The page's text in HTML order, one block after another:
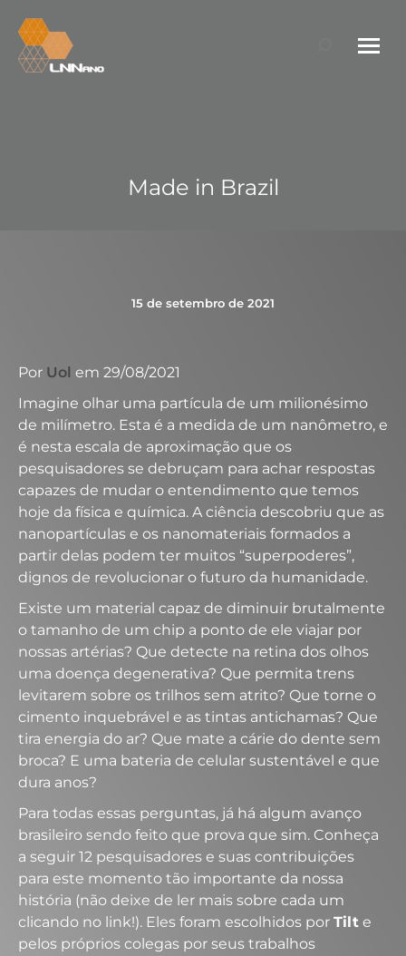
Search:
Made in Brazil
15 de setembro de 2021
Por Uol em 29/08/2021
Imagine olhar uma partícula de um milionésimo
de milímetro. Esta é a medida de um nanômetro, e
é nesta escala de aproximação que os
pesquisadores se debruçam para achar respostas
capazes de mudar o entendimento que temos
hoje da física e química. A ciência descobriu que as
nanopartículas e os nanomateriais formados a
partir delas podem ter muitos “superpoderes”,
dignos de revolucionar o futuro da humanidade.
Existe um material capaz de diminuir brutalmente
o tamanho de um chip a ponto de ele viajar por
nossas artérias? Que detecte na retina dos olhos
uma doença degenerativa? Que permita trens
levitarem sobre os trilhos sem atrito? Que torne o
cimento inquebrável e as tintas antichamas? Que
tira energia do ar? Que mate a cárie do dente sem
broca? E uma bateria de celular sustentável e que
dura anos?
Para todas essas perguntas, já há algum avanço
brasileiro sendo feito que prova que sim. Conheça
a seguir 12 pesquisadores e suas contribuições
para este momento tão importante da nossa
história (não deixe de ler mais sobre cada um
clicando no link!). Eles foram escolhidos por Tilt e
pelos próprios colegas por seus trabalhos